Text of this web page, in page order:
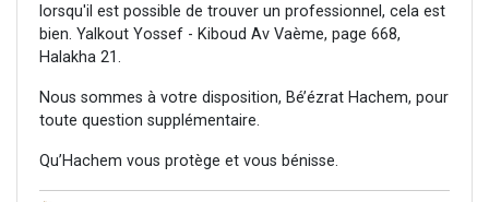
lorsqu'il est possible de trouver un professionnel, cela est
bien. Yalkout Yossef - Kiboud Av Vaème, page 668,
Halakha 21.
Nous sommes à votre disposition, Bé’ézrat Hachem, pour
toute question supplémentaire.
Qu’Hachem vous protège et vous bénisse.